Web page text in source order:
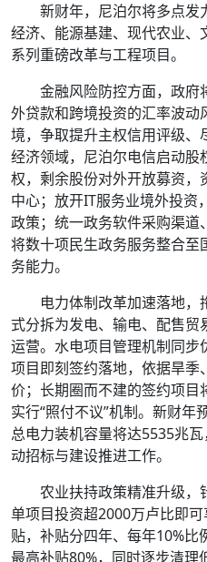
新财年，尼泊尔将多点发
经济、能源基建、现代农业
系列重磅改革与工程项目。
金融风险防控方面，政府
外贷款和跨境投资的汇率波
境，争取提升主权信用评级
经济领域，尼泊尔电信启动股
权，剩余股份对外开放募资
中心；放开IT服务业境外投资
政策；统一政务软件采购渠道
将数十项民生政务服务整合至
务能力。
电力体制改革加速落地
式分拆为发电、输电、配售
运营。水电项目管理机制同
项目即刻签约落地，依据旱
价；长期圈而不建的签约项
实行“照付不议”机制。新财年
总电力装机容量将达5535兆
动招标与建设推进工作。
农业扶持政策精准升级，
单项目投资超2000万卢比即
贴，补贴分四年、每年10%
最高补贴80%，同时逐步清